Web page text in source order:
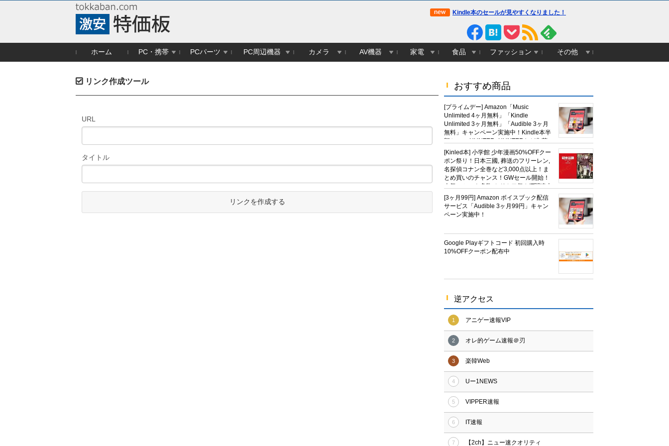
Kindle本のセールが見やすくなりました！
ホーム PC・携帯 PCパーツ PC周辺機器 カメラ AV機器 家電 食品 ファッション その他
おすすめ商品
[プライムデー] Amazon「Music
Unlimited 4ヶ月無料」「Kindle
Unlimited 3ヶ月無料」「Audible 3ヶ月
無料」キャンペーン実施中！Kindle本半
額セール HUNTER×HUNTERなど集英
社、無職転生,幼女戦記など
KADOKAWA、キャプテン翼100円セー
ルも！
[Kinled本] 小学館 少年漫画50%OFFクー
ポン祭り！日本三國, 葬送のフリーレン,
名探偵コナン全巻など3,000点以上！ま
とめ買いのチャンス！GWセール開始！
人気コミック多数 カドカワ祭やIT関連本
がセールに！
[3ヶ月99円] Amazon ボイスブック配信
サービス「Audible 3ヶ月99円」キャン
ペーン実施中！
Google Playギフトコード 初回購入時
10%OFFクーポン配布中
逆アクセス
1 アニゲー速報VIP
2 オレ的ゲーム速報＠刃
3 楽韓Web
4 Uー1NEWS
5 VIPPER速報
6 IT速報
7 【2ch】ニュー速クオリティ
リンク作成ツール
URL
タイトル
リンクを作成する